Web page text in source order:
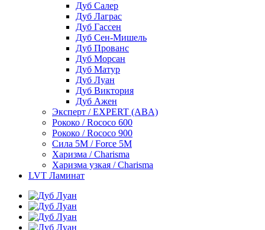
Дуб Салер
Дуб Лаграс
Дуб Гассен
Дуб Сен-Мишель
Дуб Прованс
Дуб Морсан
Дуб Матур
Дуб Луан
Дуб Виктория
Дуб Ажен
Эксперт / EXPERT (ABA)
Рококо / Rococo 600
Рококо / Rococo 900
Сила 5М / Force 5М
Харизма / Charisma
Харизма узкая / Charisma
LVT Ламинат